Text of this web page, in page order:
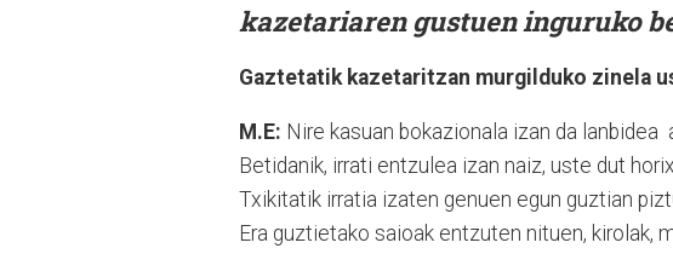
kazetariaren gustuen inguruko
Gaztetatik kazetaritzan murgilduko zinela
M.E: Nire kasuan bokazionala izan da
Betidanik, irrati entzulea izan naiz, uste dut
Txikitatik irratia izaten genuen egun guztian
Era guztietako saioak entzuten nituen, kirolak,